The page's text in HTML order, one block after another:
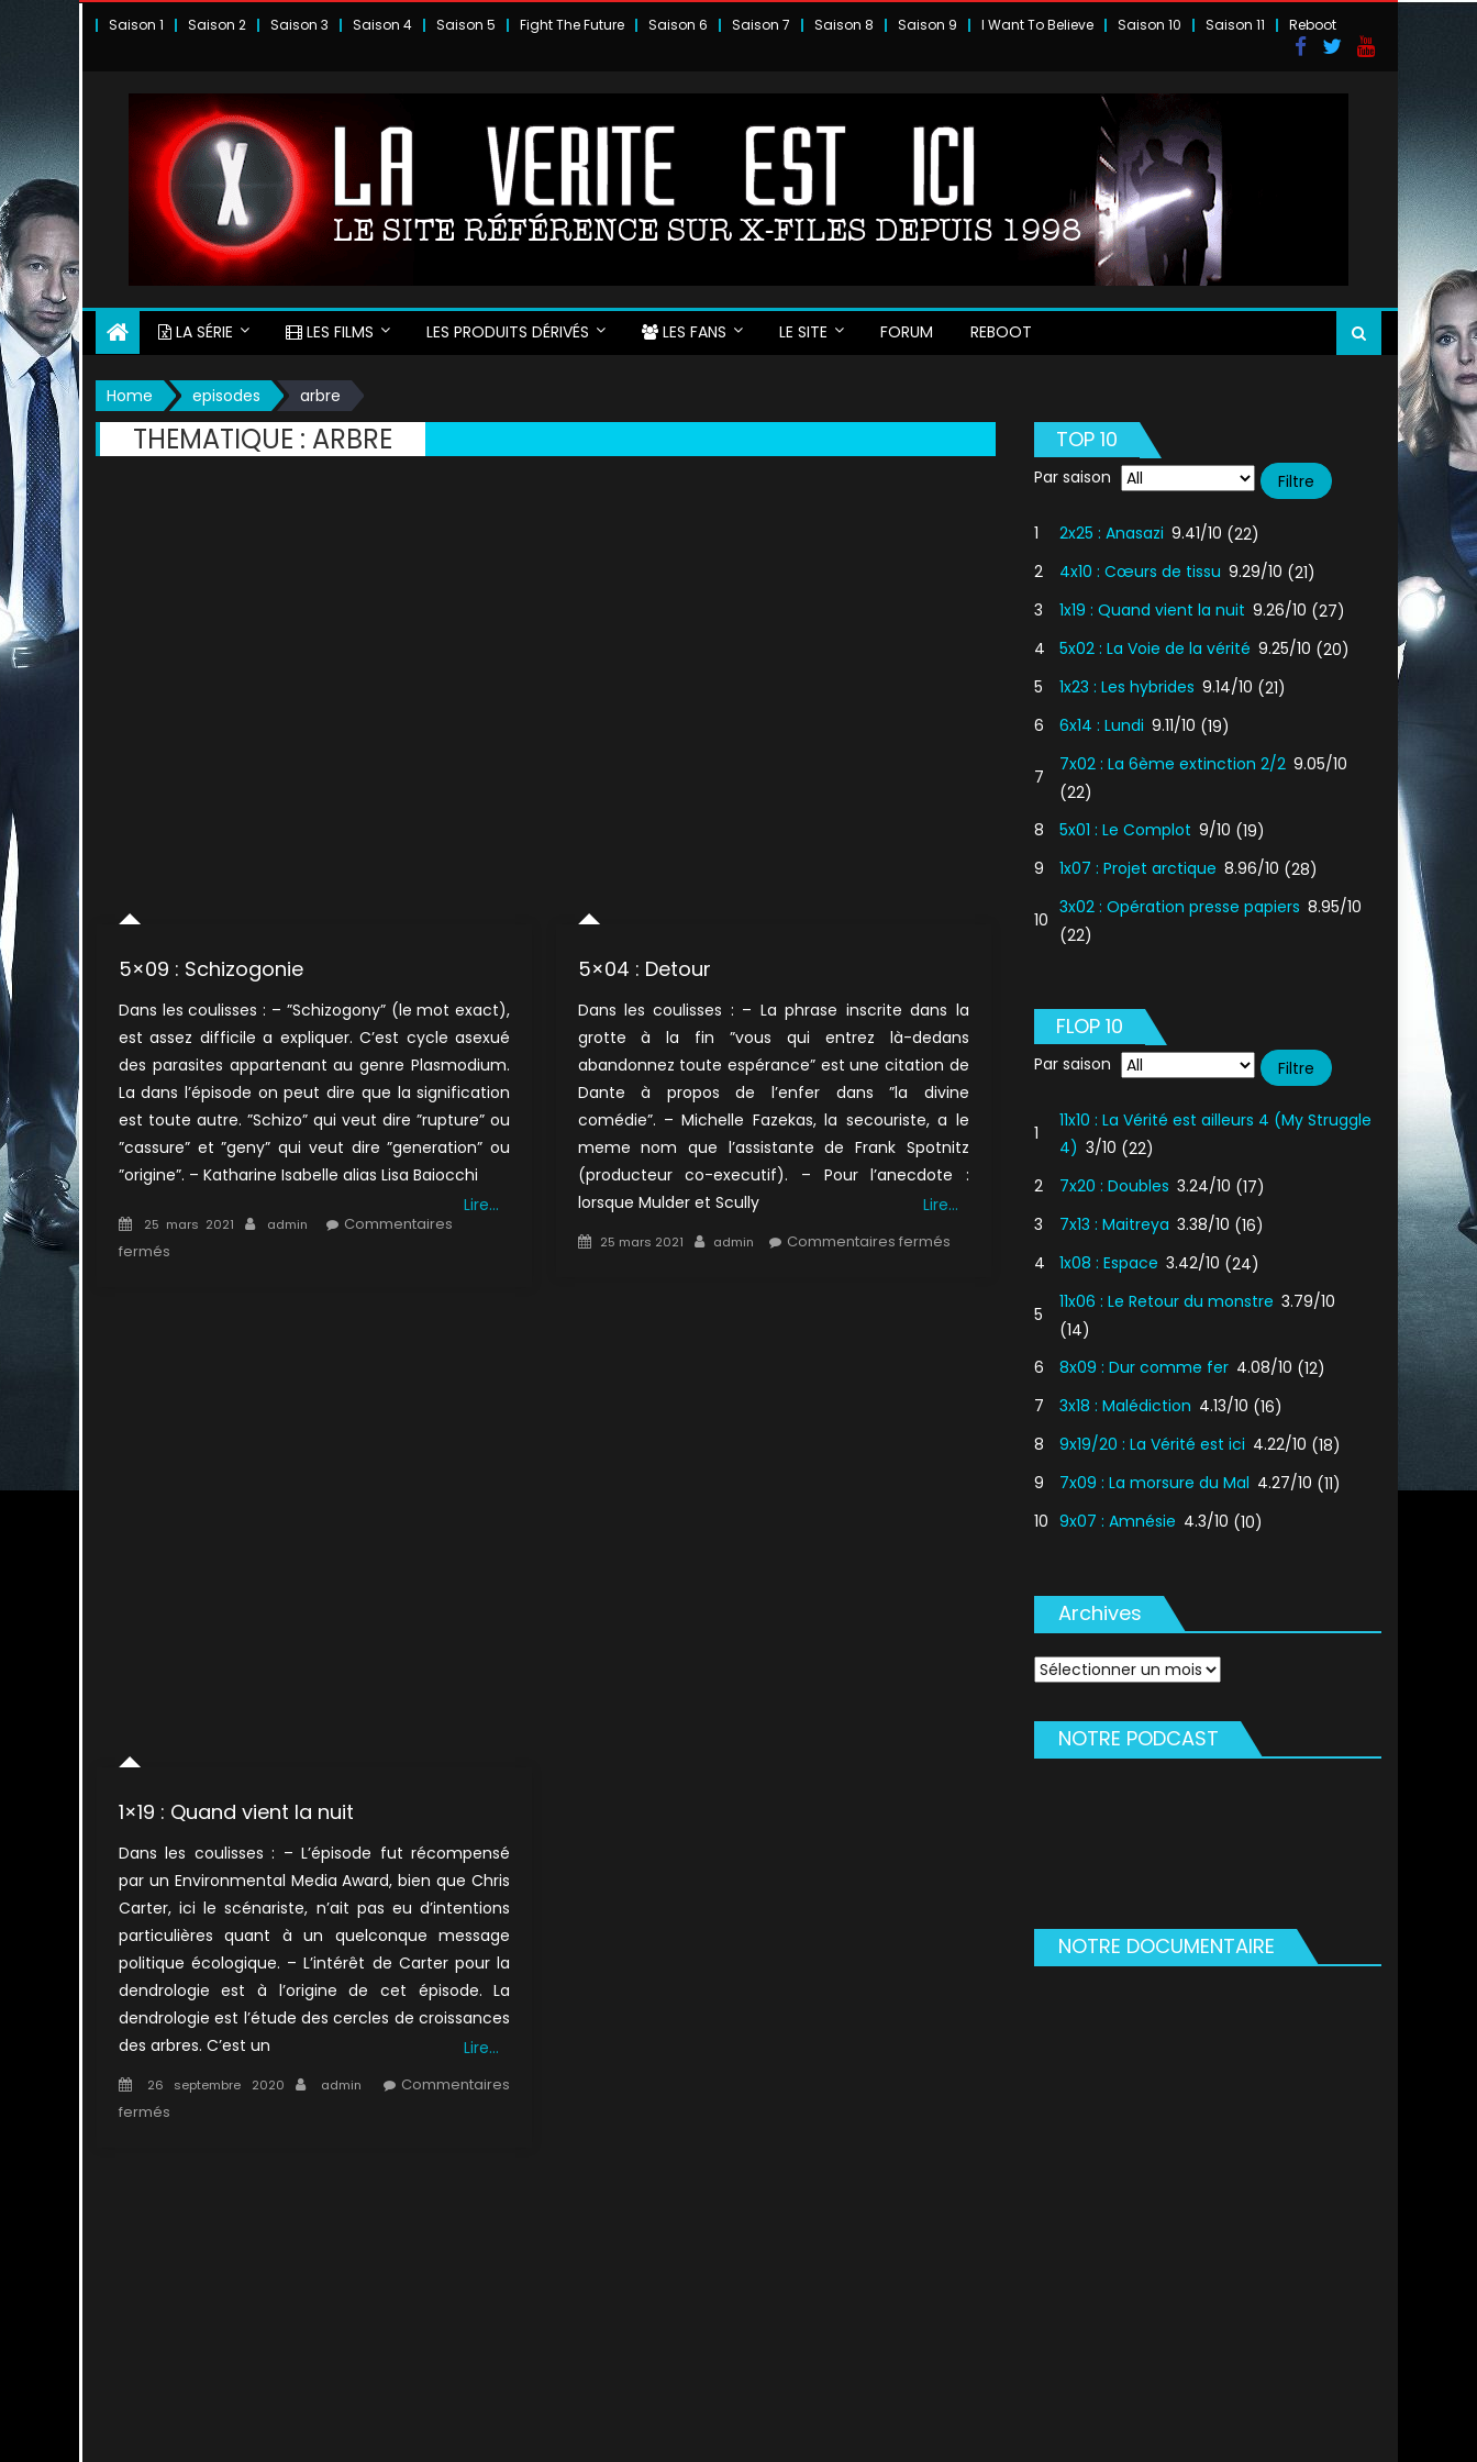
Saison 1 Saison 2 Saison 3 Saison 4 Saison 5 Fight The Future Saison 6 Saison 7 Saison 8 Saison 9 I Want To Believe Saison 10 Saison 11 Reboot
LA SÉRIE LES FILMS LES PRODUITS DÉRIVÉS LES FANS LE SITE FORUM REBOOT
Home episodes arbre
THEMATIQUE : ARBRE
5×09 : Schizogonie
Dans les coulisses : – ”Schizogony” (le mot exact),
est assez difficile a expliquer. C’est cycle asexué
des parasites appartenant au genre Plasmodium.
La dans l’épisode on peut dire que la signification
est toute autre. ”Schizo” qui veut dire ”rupture” ou
”cassure” et ”geny” qui veut dire ”generation” ou
”origine”. – Katharine Isabelle alias Lisa Baiocchi
Lire…
Posted
on
25 mars 2021 Author
admin
Commentaires
ferméssur
5×04 : Detour
Dans les coulisses : – La phrase inscrite dans la
grotte à la fin ”vous qui entrez là-dedans
abandonnez toute espérance” est une citation de
Dante à propos de l’enfer dans ”la divine
comédie”. – Michelle Fazekas, la secouriste, a le
meme nom que l’assistante de Frank Spotnitz
(producteur co-executif). – Pour l’anecdote :
lorsque Mulder et Scully
Lire…
Posted
25 mars 2021 Author
admin Commentaires ferméssur
1×19 : Quand vient la nuit
Dans les coulisses : – L’épisode fut récompensé
par un Environmental Media Award, bien que Chris
Carter, ici le scénariste, n’ait pas eu d’intentions
particulières quant à un quelconque message
politique écologique. – L’intérêt de Carter pour la
dendrologie est à l’origine de cet épisode. La
dendrologie est l’étude des cercles de croissances
des arbres. C’est un
Lire…
Posted
on
26 septembre 2020 Author
admin
Commentaires
ferméssur
TOP 10
Par saison
1 2x25 : Anasazi 9.41/10 (22)
2
4x10 : Cœurs de tissu 9.29/10 (21)
3
1x19 : Quand vient la nuit 9.26/10 (27)
4
5x02 : La Voie de la vérité 9.25/10 (20)
5
1x23 : Les hybrides 9.14/10 (21)
6
6x14 : Lundi 9.11/10 (19)
7
7x02 : La 6ème extinction 2/2 9.05/10
(22)
8
5x01 : Le Complot 9/10 (19)
9
1x07 : Projet arctique 8.96/10 (28)
10
3x02 : Opération presse papiers 8.95/10
(22)
FLOP 10
Par saison
1
11x10 : La Vérité est ailleurs 4 (My Struggle
4) 3/10 (22)
2
7x20 : Doubles 3.24/10 (17)
3
7x13 : Maitreya 3.38/10 (16)
4
1x08 : Espace 3.42/10 (24)
5
11x06 : Le Retour du monstre 3.79/10
(14)
6
8x09 : Dur comme fer 4.08/10 (12)
7
3x18 : Malédiction 4.13/10 (16)
8
9x19/20 : La Vérité est ici 4.22/10 (18)
9
7x09 : La morsure du Mal 4.27/10 (11)
10 9x07 : Amnésie 4.3/10 (10)
Archives
Archives
NOTRE PODCAST
NOTRE DOCUMENTAIRE